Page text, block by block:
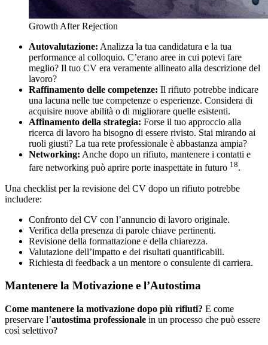
Growth After Rejection
Autovalutazione: Analizza la tua candidatura e la tua
performance al colloquio. C’erano aree in cui potevi fare
meglio? Il tuo CV era veramente allineato alla descrizione del
lavoro?
Raffinamento delle competenze: Il rifiuto potrebbe indicare
una lacuna nelle tue competenze o esperienze. Considera di
acquisire nuove abilità o di migliorare quelle esistenti.
Affinamento della strategia: Forse il tuo approccio alla
ricerca di lavoro ha bisogno di essere rivisto. Stai mirando ai
ruoli giusti? La tua rete professionale è abbastanza ampia?
Networking: Anche dopo un rifiuto, mantenere i contatti e
fare networking può aprire porte inaspettate in futuro 18.
Una checklist per la revisione del CV dopo un rifiuto potrebbe
includere:
Confronto del CV con l’annuncio di lavoro originale.
Verifica della presenza di parole chiave pertinenti.
Revisione della formattazione e della chiarezza.
Valutazione dell’impatto e dei risultati quantificabili.
Richiesta di feedback a un mentore o consulente di carriera.
Mantenere la Motivazione e l’Autostima
Come mantenere la motivazione dopo più rifiuti? E come
preservare l’autostima professionale in un processo che può essere
così selettivo?